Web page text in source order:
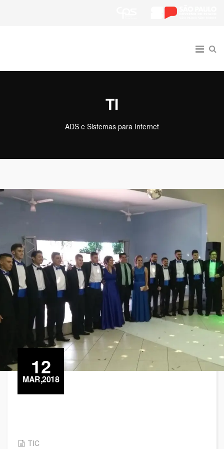
TI
ADS e Sistemas para Internet
12
MAR,2018
TIC